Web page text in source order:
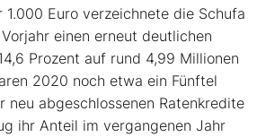
1.000 Euro verzeichnete die Schufa
einen erneut deutlichen
Prozent auf rund 4,99 Millionen
2020 noch etwa ein Fünftel
neu abgeschlossenen Ratenkredite
ihr Anteil im vergangenen Jahr